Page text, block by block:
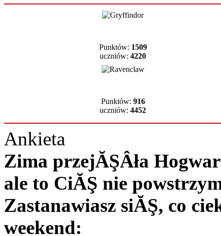
Punktów: 1509
uczniów: 4220
Punktów: 916
uczniów: 4452
Ankieta
Zima przejĂŞÂła
ale to CiĂŞ nie
Zastanawiasz siĂŞ, co
weekend: